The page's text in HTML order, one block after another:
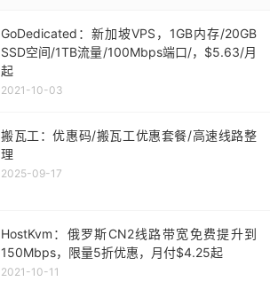
GoDedicated：新加坡VPS，1GB内存/20GB
SSD空间/1TB流量/100Mbps端口/，$5.63/月
起
2021-10-03
搬瓦工：优惠码/搬瓦工优惠套餐/高速线路整
理
2025-09-17
HostKvm：俄罗斯CN2线路带宽免费提升到
150Mbps，限量5折优惠，月付$4.25起
2021-10-11